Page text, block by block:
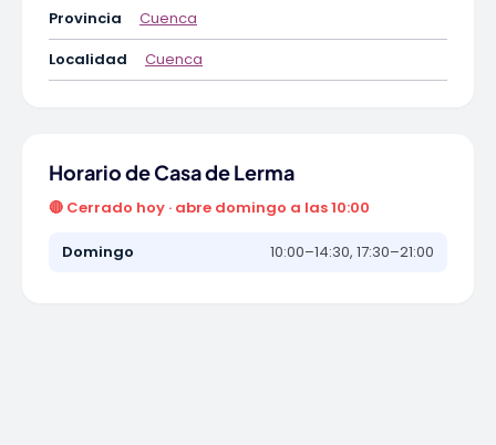
Provincia
Cuenca
Localidad
Cuenca
Horario de Casa de Lerma
🔴 Cerrado hoy · abre domingo a las 10:00
Domingo 10:00–14:30, 17:30–21:00